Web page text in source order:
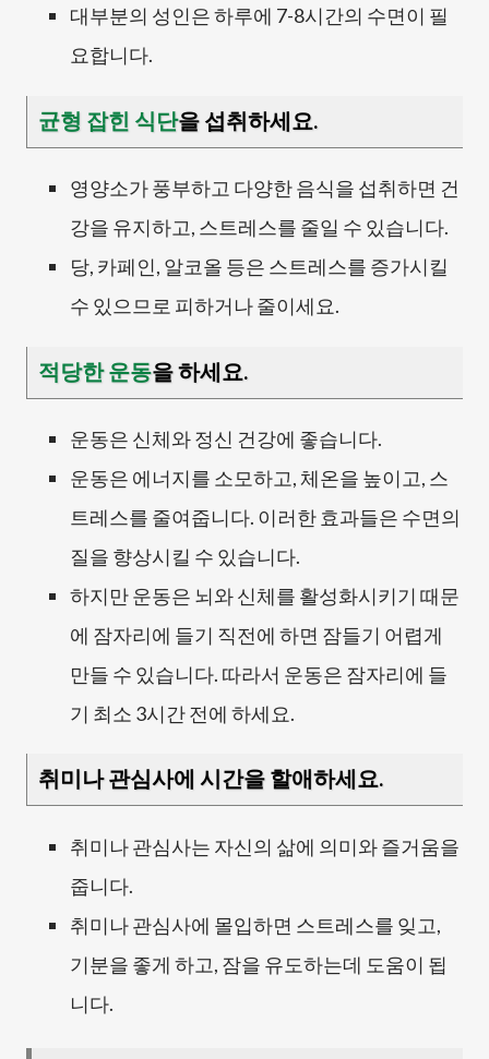
대부분의 성인은 하루에 7-8시간의 수면이 필
요합니다.
균형 잡힌 식단을 섭취하세요.
영양소가 풍부하고 다양한 음식을 섭취하면 건
강을 유지하고, 스트레스를 줄일 수 있습니다.
당, 카페인, 알코올 등은 스트레스를 증가시킬
수 있으므로 피하거나 줄이세요.
적당한 운동을 하세요.
운동은 신체와 정신 건강에 좋습니다.
운동은 에너지를 소모하고, 체온을 높이고, 스
트레스를 줄여줍니다. 이러한 효과들은 수면의
질을 향상시킬 수 있습니다.
하지만 운동은 뇌와 신체를 활성화시키기 때문
에 잠자리에 들기 직전에 하면 잠들기 어렵게
만들 수 있습니다. 따라서 운동은 잠자리에 들
기 최소 3시간전에 하세요.
취미나 관심사에 시간을 할애하세요.
취미나 관심사는 자신의 삶에 의미와 즐거움을
줍니다.
취미나 관심사에 몰입하면 스트레스를 잊고,
기분을 좋게 하고, 잠을 유도하는데 도움이 됩
니다.